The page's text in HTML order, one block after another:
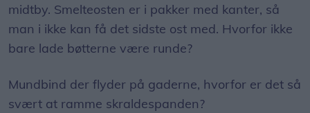
midtby. Smelteosten er i pakker med kanter, så
man i ikke kan få det sidste ost med. Hvorfor ikke
bare lade bøtterne være runde?
Mundbind der flyder på gaderne, hvorfor er det så
svært at ramme skraldespanden?